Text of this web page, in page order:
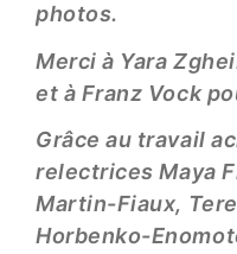
photos.
Merci à Yara
et à Franz Vock
Grâce au travail
relectrices Maya
Martin-Fiaux,
Horbenko-